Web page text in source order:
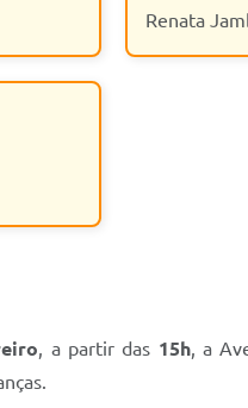
Renata
, a partir das 15h, a